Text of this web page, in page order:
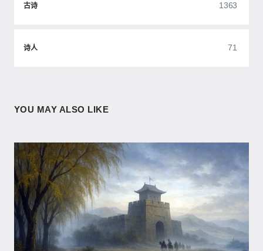
古诗 1363
诗人 71
YOU MAY ALSO LIKE